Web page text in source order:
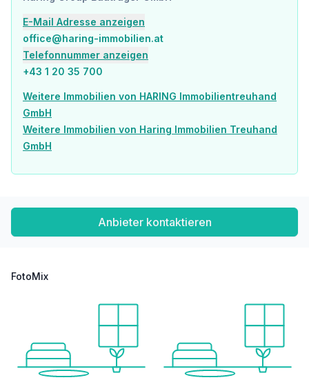
Polizei <1.025m
Verkehr
Bus <75m
Straßenbahn <2.525m
Bahnhof <625m
Autobahnanschluss <1.425m
Angaben Entfernung Luftlinie / Quelle: OpenStreetMap
E-Mail Adresse anzeigen
office@haring-immobilien.at
Telefonnummer anzeigen
+43 1 20 35 700
Weitere Immobilien von HARING Immobilientreuhand
GmbH
Weitere Immobilien von Haring Immobilien Treuhand
GmbH
Anbieter kontaktieren
FotoMix